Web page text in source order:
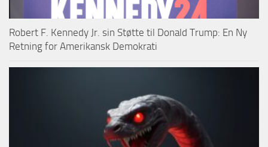
Robert F. Kennedy Jr. sin Støtte til Donald Trump: En Ny
Retning for Amerikansk Demokrati